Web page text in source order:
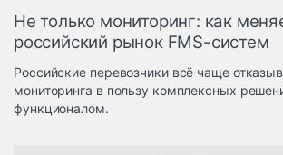
Таможня и ВЭД
грузовые
терминалы
Не только мониторинг: как
российский рынок FMS-систем
Российские перевозчики всё чаще
мониторинга в пользу комплексных
функционалом.